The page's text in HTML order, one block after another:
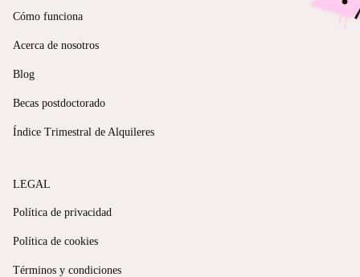
Cómo funciona
Acerca de nosotros
Blog
Becas postdoctorado
Índice Trimestral de Alquileres
LEGAL
Política de privacidad
Política de cookies
Términos y condiciones